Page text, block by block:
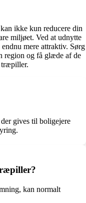
ikke kun reducere din
miljøet. Ved at udnytte
mere attraktiv. Sørg
region og få glæde af de
træpiller.
gives til boligejere
kan normalt